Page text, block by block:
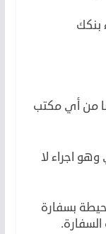
بنكك
من أي مكتب
جنيه مصري وهو اجراء لا
بسفارة
السفارة.